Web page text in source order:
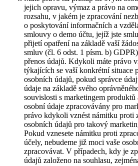
jejich opravu, výmaz a právo na
rozsahu, v jakém je zpracování
o poskytování informačních a
smlouvy o demo účtu, jejíž jste
přijetí opatření na základě vaší
smluv (čl. 6 odst. 1 písm. b)
přenos údajů. Kdykoli máte právo
týkajících se vaší konkrétní situace
osobních údajů, pokud správce
údaje na základě svého
souvislosti s marketingem produktů
osobní údaje zpracovávány pro
právo kdykoli vznést námitku proti
osobních údajů pro takový
Pokud vznesete námitku proti
účely, nebudeme již moci vaše
zpracovávat. V případech, kdy je
údajů založeno na souhlasu,